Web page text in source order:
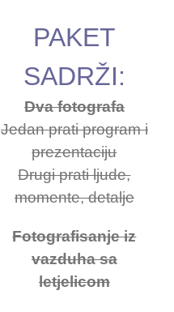
PAKET
SADRŽI:
Dva fotografa
Jedan prati program i
prezentaciju
Drugi prati ljude,
momente, detalje
Fotografisanje iz
vazduha sa
letjelicom